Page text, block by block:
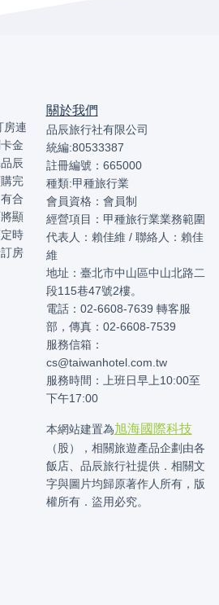
房連
金
辰
完
合
顯
時
房
關於我們
品辰旅行社有限公司
統編:80533387
註冊編號：665000
種類:甲種旅行業
會員資格：會員制
經營項目：甲種旅行業業務範圍
代表人：賴佳維 / 聯絡人：賴佳
維
地址：臺北市中山區中山北路二
段115巷47號2樓。
電話：02-6608-7639 轉客服
部，傳真：02-6608-7539
服務信箱：
cs@taiwanhotel.com.tw
服務時間：上班日早上10:00至
下午17:00
本網站建置為旭海國際科技
（股），相關旅遊產品企劃由各
飯店、品辰旅行社提供．相關文
字與圖片均歸原著作人所有，版
權所有．盜用必究。